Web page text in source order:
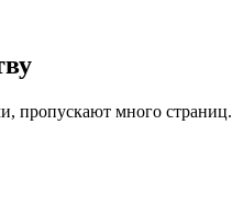
пропускают много страниц.